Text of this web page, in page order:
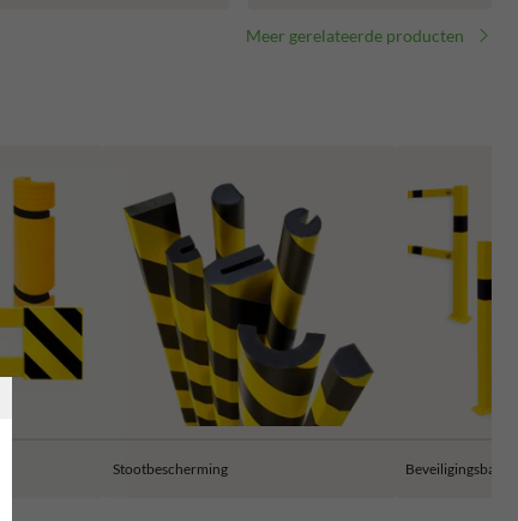
Meer gerelateerde producten
Stootbescherming